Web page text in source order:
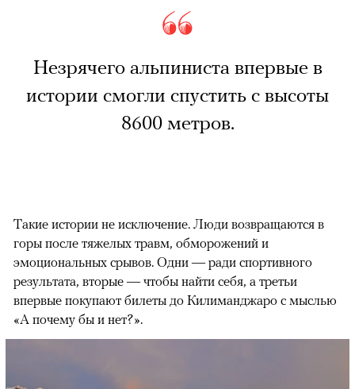
Незрячего альпиниста впервые в
истории смогли спустить с высоты
8600 метров.
Такие истории не исключение. Люди возвращаются в
горы после тяжелых травм, обморожений и
эмоциональных срывов. Одни — ради спортивного
результата, вторые — чтобы найти себя, а третьи
впервые покупают билеты до Килиманджаро с мыслью
«А почему бы и нет?».